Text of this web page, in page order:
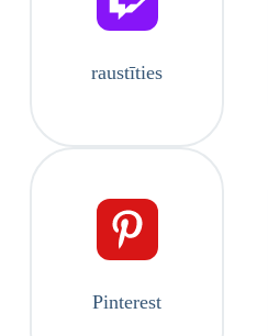
raustīties
Pinterest